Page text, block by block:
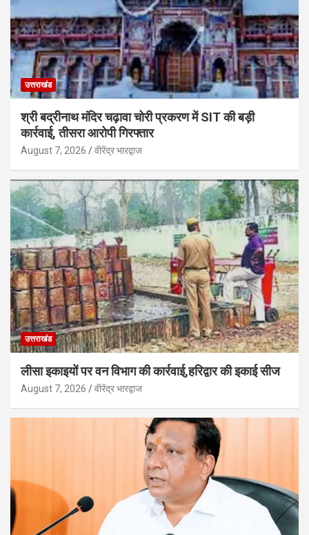
उत्तराखंड
श्री बद्रीनाथ मंदिर चढ़ावा चोरी प्रकरण में SIT की बड़ी
कार्रवाई, तीसरा आरोपी गिरफ्तार
August 7, 2026 वीरेंद्र भारद्वाज
उत्तराखंड
लीसा इकाइयों पर वन विभाग की कार्रवाई,हरिद्वार की इकाई सीज
August 7, 2026 वीरेंद्र भारद्वाज